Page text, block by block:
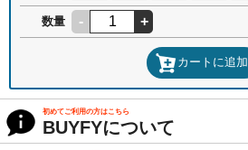
数量 - +
カートに追加
初めてご利用の方はこちら
BUYFYについて